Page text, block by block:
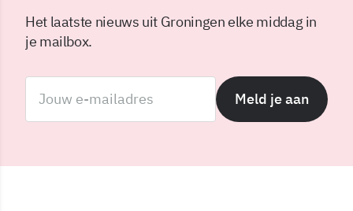
Het laatste nieuws uit Groningen elke middag in
je mailbox.
Meld je aan